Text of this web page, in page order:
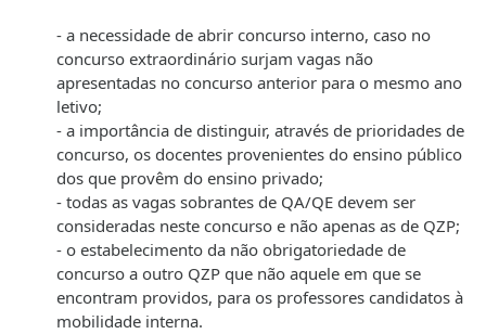
- a necessidade de abrir concurso interno, caso no
concurso extraordinário surjam vagas não
apresentadas no concurso anterior para o mesmo ano
letivo;
- a importância de distinguir, através de prioridades de
concurso, os docentes provenientes do ensino público
dos que provêm do ensino privado;
- todas as vagas sobrantes de QA/QE devem ser
consideradas neste concurso e não apenas as de QZP;
- o estabelecimento da não obrigatoriedade de
concurso a outro QZP que não aquele em que se
encontram providos, para os professores candidatos à
mobilidade interna.